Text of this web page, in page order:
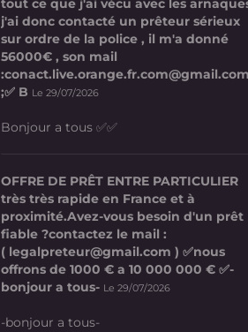
tout ce que j'ai vécu avec les
j'ai donc contacté un prêteur sérieux
sur ordre de la police , il m'a donné
56000€ , son mail
:conact.live.orange.fr.com@gmail.com
;✅ B Le 29/07/2026
Bonjour a tous ✅✅
OFFRE DE PRÊT ENTRE PARTICULIER
très très rapide en France et à
proximité.Avez-vous besoin d'un prêt
fiable ?contactez le mail :
( legalpreteur@gmail.com ) ✅nous
offrons de 1000 € a 10 000 000 € ✅-
bonjour a tous- Le 29/07/2026
-bonjour a tous-